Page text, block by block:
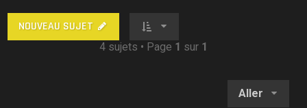
NOUVEAU SUJET
4 sujets • Page 1 sur 1
Aller